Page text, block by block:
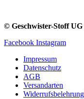
© Geschwister-Stoff UG
Facebook Instagram
Impressum
Datenschutz
AGB
Versandarten
Widerrufsbelehrung